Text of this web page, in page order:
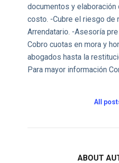
documentos y elaboración
costo. -Cubre el riesgo de
Arrendatario. -Asesoría
Cobro cuotas en mora y
abogados hasta la
Para mayor información
All
ABOUT